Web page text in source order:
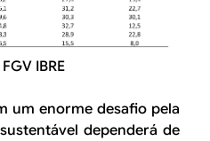
IBRE
um enorme desafio pela
dependerá de